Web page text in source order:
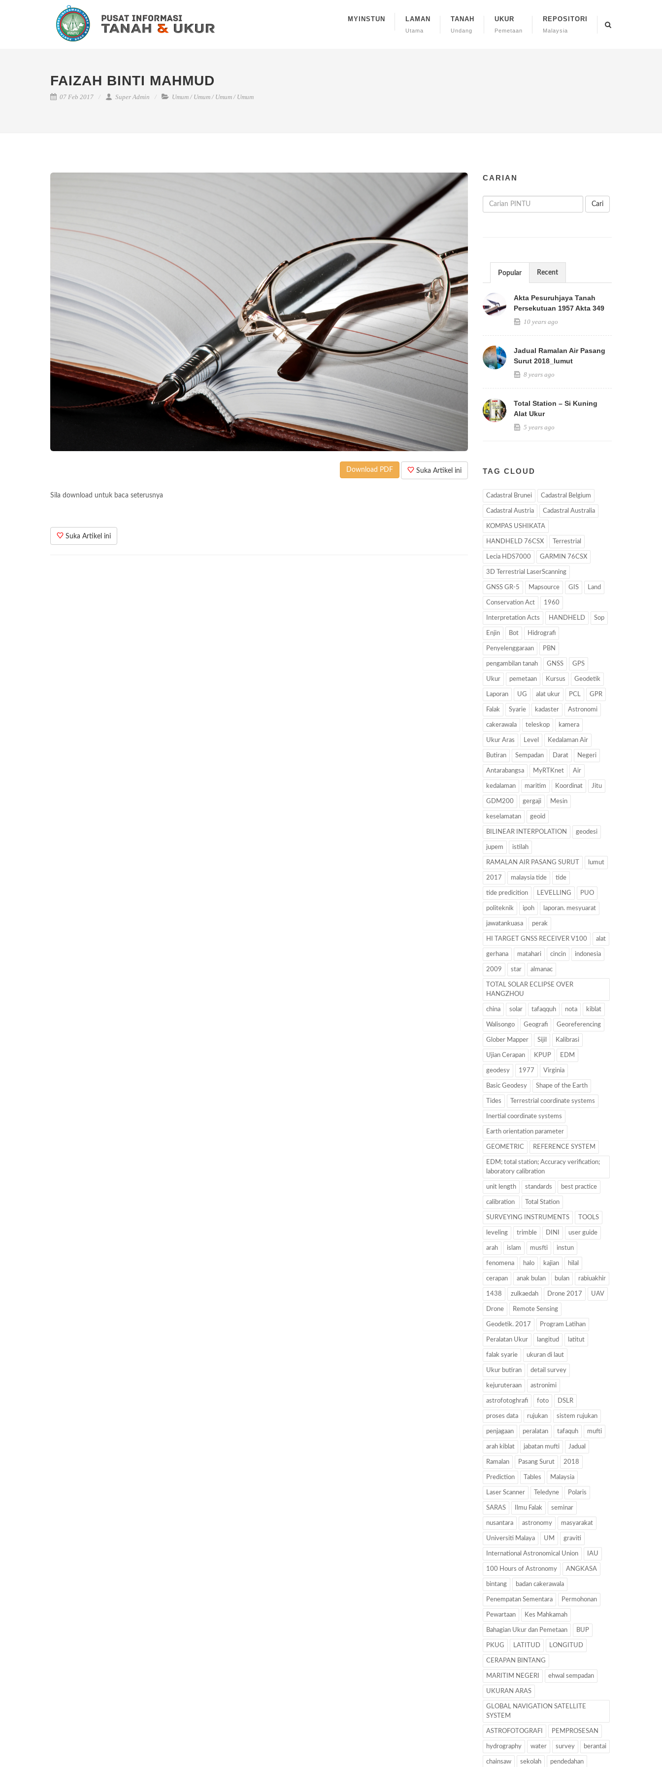
MYINSTUN LAMAN
Utama
TANAH
Undang
UKUR
Pemetaan
REPOSITORI
Malaysia
FAIZAH BINTI MAHMUD
07 Feb 2017 Super Admin Umum/ Umum/ Umum/ Umum
Suka Artikel ini
Download PDF
Sila download untuk baca seterusnya
Suka Artikel ini
CARIAN
Cari
Popular Recent
Akta Pesuruhjaya Tanah
Persekutuan 1957 Akta 349
10 years ago
Jadual Ramalan Air Pasang
Surut 2018_lumut
8 years ago
Total Station – Si Kuning
Alat Ukur
5 years ago
TAG CLOUD
Cadastral Brunei Cadastral Belgium
Cadastral Austria Cadastral Australia
KOMPAS USHIKATA
HANDHELD 76CSX Terrestrial
Lecia HDS7000 GARMIN 76CSX
3D Terrestrial LaserScanning
GNSS GR-5 Mapsource GIS Land
Conservation Act 1960
Interpretation Acts HANDHELD Sop
Enjin Bot Hidrografi
Penyelenggaraan PBN
pengambilan tanah GNSS GPS
Ukur pemetaan Kursus Geodetik
Laporan UG alat ukur PCL GPR
Falak Syarie kadaster Astronomi
cakerawala teleskop kamera
Ukur Aras Level Kedalaman Air
Butiran Sempadan Darat Negeri
Antarabangsa MyRTKnet Air
kedalaman maritim Koordinat Jitu
GDM200 gergaji Mesin
keselamatan geoid
BILINEAR INTERPOLATION geodesi
jupem istilah
RAMALAN AIR PASANG SURUT lumut
2017 malaysia tide tide
tide predicition LEVELLING PUO
politeknik ipoh laporan. mesyuarat
jawatankuasa perak
HI TARGET GNSS RECEIVER V100 alat
gerhana matahari cincin indonesia
2009 star almanac
TOTAL SOLAR ECLIPSE OVER
HANGZHOU
china solar tafaqquh nota kiblat
Walisongo Geografi Georeferencing
Glober Mapper Sijil Kalibrasi
Ujian Cerapan KPUP EDM
geodesy 1977 Virginia
Basic Geodesy Shape of the Earth
Tides Terrestrial coordinate systems
Inertial coordinate systems
Earth orientation parameter
GEOMETRIC REFERENCE SYSTEM
EDM; total station; Accuracy verification;
laboratory calibration
unit length standards best practice
calibration Total Station
SURVEYING INSTRUMENTS TOOLS
leveling trimble DINI user guide
arah islam musfti instun
fenomena halo kajian hilal
cerapan anak bulan bulan rabiuakhir
1438 zulkaedah Drone 2017 UAV
Drone Remote Sensing
Geodetik. 2017 Program Latihan
Peralatan Ukur langitud latitut
falak syarie ukuran di laut
Ukur butiran detail survey
kejuruteraan astronimi
astrofotoghrafi foto DSLR
proses data rujukan sistem rujukan
penjagaan peralatan tafaquh mufti
arah kiblat jabatan mufti Jadual
Ramalan Pasang Surut 2018
Prediction Tables Malaysia
Laser Scanner Teledyne Polaris
SARAS Ilmu Falak seminar
nusantara astronomy masyarakat
Universiti Malaya UM graviti
International Astronomical Union IAU
100 Hours of Astronomy ANGKASA
bintang badan cakerawala
Penempatan Sementara Permohonan
Pewartaan Kes Mahkamah
Bahagian Ukur dan Pemetaan BUP
PKUG LATITUD LONGITUD
CERAPAN BINTANG
MARITIM NEGERI ehwal sempadan
UKURAN ARAS
GLOBAL NAVIGATION SATELLITE
SYSTEM
ASTROFOTOGRAFI PEMPROSESAN
hydrography water survey berantai
chainsaw sekolah pendedahan